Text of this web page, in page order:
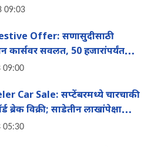
09:03
Offer: सणासुदीसाठी
कार्सवर सवलत, 50 हजारांपर्यंत
09:00
Car Sale: सप्टेंबरमध्ये चारचाकी
ब्रेक विक्री; साडेतीन लाखांपेक्षा
05:30